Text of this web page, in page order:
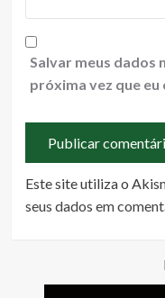
Salvar meus dados
próxima vez que eu
Este site utiliza o
seus dados em